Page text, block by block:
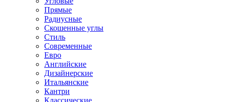
Прямые
Радиусные
Скошенные углы
Стиль
Современные
Евро
Английские
Дизайнерские
Итальянские
Кантри
Классические